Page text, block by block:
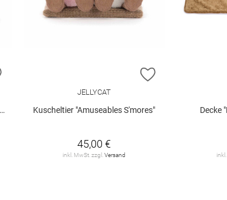
ZUR WUNSCHLISTE HINZUFÜGEN ZUR
JELLYCAT
Kuscheltier "Amuseables S'mores"
45,00 €
inkl. MwSt. zzgl.Versand
Decke